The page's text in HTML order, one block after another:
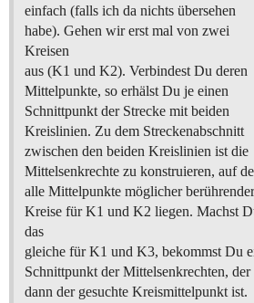
einfach (falls ich da nichts übersehen
habe). Gehen wir erst mal von zwei
Kreisen
aus (K1 und K2). Verbindest Du deren
Mittelpunkte, so erhälst Du je einen
Schnittpunkt der Strecke mit beiden
Kreislinien. Zu dem Streckenabschnitt
zwischen den beiden Kreislinien ist die
Mittelsenkrechte zu konstruieren, auf
alle Mittelpunkte möglicher berührender
Kreise für K1 und K2 liegen. Machst
das
gleiche für K1 und K3, bekommst Du
Schnittpunkt der Mittelsenkrechten, der
dann der gesuchte Kreismittelpunkt ist.